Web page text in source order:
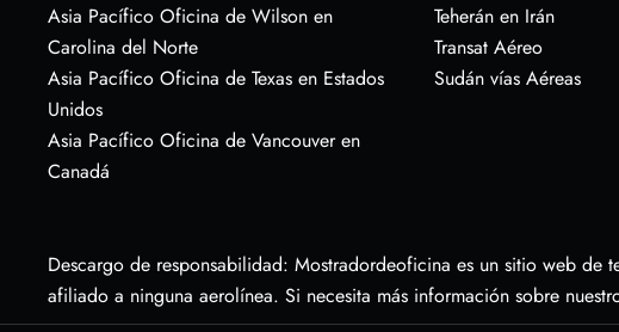
Asia Pacífico Oficina de Wilson en
Carolina del Norte
Asia Pacífico Oficina de Texas en Estados
Unidos
Asia Pacífico Oficina de Vancouver en
Canadá
Teherán en Irán
Transat Aéreo
Sudán vías Aéreas
Descargo de responsabilidad: Mostradordeoficina es un sitio web
afiliado a ninguna aerolínea. Si necesita más información sobre